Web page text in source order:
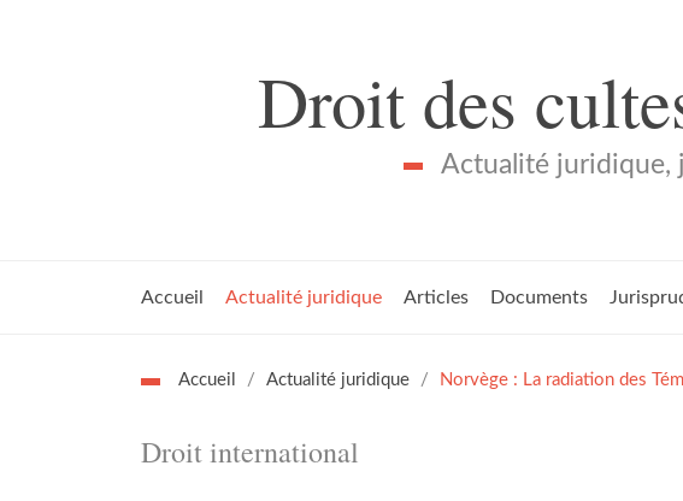
Droit des
Actualité juridique,
Accueil Actualité juridique Articles Documents
Accueil Actualité juridique Norvège : La radiation des
Droit international